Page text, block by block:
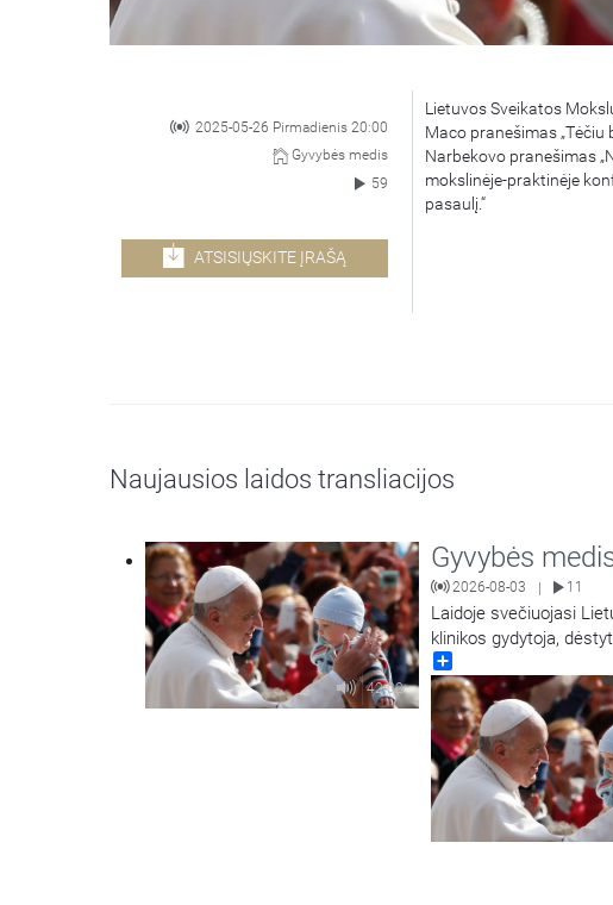
2025-05-26 Pirmadienis 20:00
Gyvybės medis
59
ATSISIŲSKITE ĮRAŠĄ
Lietuvos Sveikatos
Maco pranešimas
Narbekovo pranešimas
mokslinėje-praktinėje
pasaulį.“
Naujausios laidos transliacijos
42:02
Gyvybės
2026-08-03 | 11
Laidoje svečiuojasi
klinikos gydytoja,
dekanė docentė Laura
mokslų pasirinkimo iki
sveikatos mokslų…